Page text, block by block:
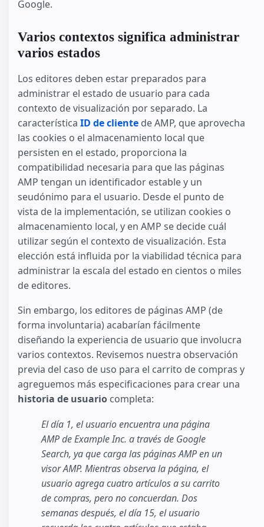
Google.
Varios contextos significa administrar
varios estados
Los editores deben estar preparados para
administrar el estado de usuario para cada
contexto de visualización por separado. La
característica ID de cliente de AMP, que aprovecha
las cookies o el almacenamiento local que
persisten en el estado, proporciona la
compatibilidad necesaria para que las páginas
AMP tengan un identificador estable y un
seudónimo para el usuario. Desde el punto de
vista de la implementación, se utilizan cookies o
almacenamiento local, y en AMP se decide cuál
utilizar según el contexto de visualización. Esta
elección está influida por la viabilidad técnica para
administrar la escala del estado en cientos o miles
de editores.
Sin embargo, los editores de páginas AMP (de
forma involuntaria) acabarían fácilmente
diseñando la experiencia de usuario que involucra
varios contextos. Revisemos nuestra observación
previa del caso de uso para el carrito de compras y
agreguemos más especificaciones para crear una
historia de usuario completa:
El día 1, el usuario encuentra una página
AMP de Example Inc. a través de Google
Search, ya que carga las páginas AMP en un
visor AMP. Mientras observa la página, el
usuario agrega cuatro artículos a su carrito
de compras, pero no concuerdan. Dos
semanas después, el día 15, el usuario